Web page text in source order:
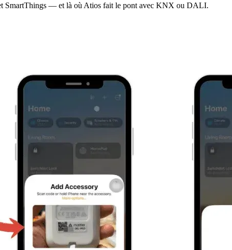
SmartThings — et là où Atios fait le pont avec KNX ou DALI.